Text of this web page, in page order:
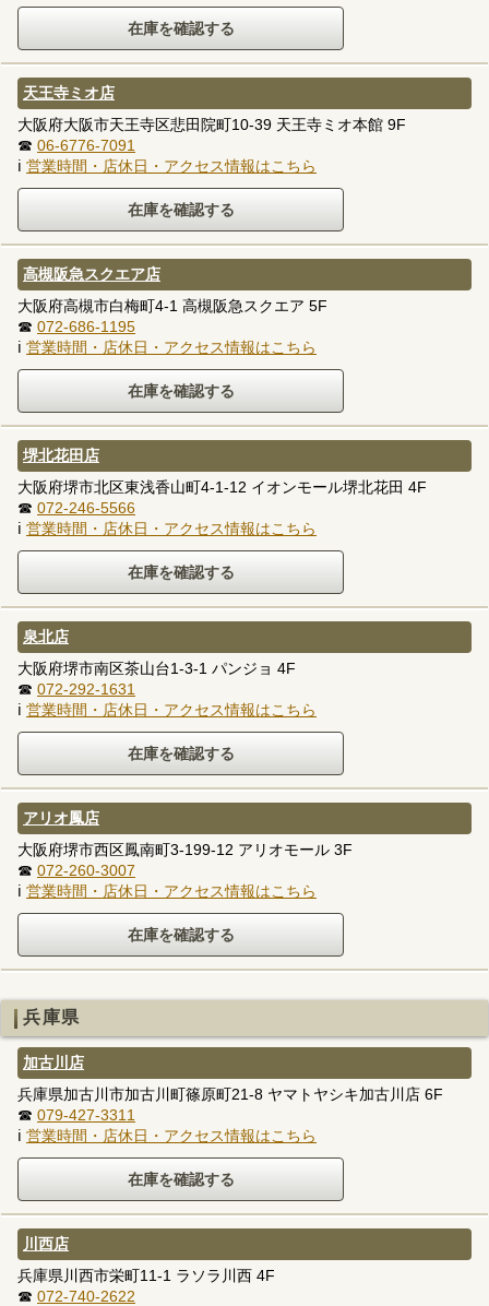
天王寺ミオ店
大阪府大阪市天王寺区悲田院町10-39 天王寺ミオ本館 9F
☎ 06-6776-7091
ℹ 営業時間・店休日・アクセス情報はこちら
高槻阪急スクエア店
大阪府高槻市白梅町4-1 高槻阪急スクエア 5F
☎ 072-686-1195
ℹ 営業時間・店休日・アクセス情報はこちら
堺北花田店
大阪府堺市北区東浅香山町4-1-12 イオンモール堺北花田 4F
☎ 072-246-5566
ℹ 営業時間・店休日・アクセス情報はこちら
泉北店
大阪府堺市南区茶山台1-3-1 パンジョ 4F
☎ 072-292-1631
ℹ 営業時間・店休日・アクセス情報はこちら
アリオ鳳店
大阪府堺市西区鳳南町3-199-12 アリオモール 3F
☎ 072-260-3007
ℹ 営業時間・店休日・アクセス情報はこちら
兵庫県
加古川店
兵庫県加古川市加古川町篠原町21-8 ヤマトヤシキ加古川店 6F
☎ 079-427-3311
ℹ 営業時間・店休日・アクセス情報はこちら
川西店
兵庫県川西市栄町11-1 ラソラ川西 4F
☎ 072-740-2622